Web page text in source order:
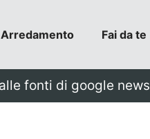
Arredamento Fai da te
fonti di google news